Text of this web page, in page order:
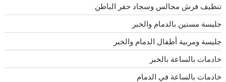
تنظيف فرش مجالس وسجاد حفر الباطن
جليسة مسنين بالدمام والخبر
جليسة ومربية أطفال الدمام والخبر
خادمات بالساعة بالخبر
خادمات بالساعة في الدمام